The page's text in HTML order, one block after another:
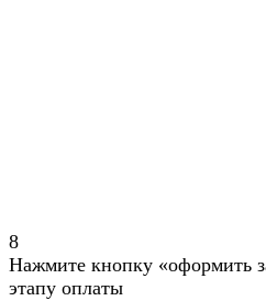
8
Нажмите кнопку «оформить
этапу оплаты